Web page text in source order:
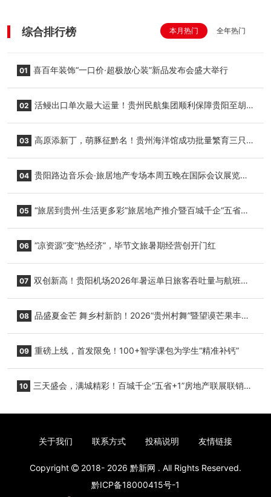
综合排行榜 本月热门 全年热门
01 喜百年装饰“一口价·超极放心装”新品发布会盛大举行
02 活鳗出口单次最大运量！贵州民航集团顺利保障贵阳至胡
03 高原添新丁，萌豚征黔名！贵州海洋馆成功批量繁育三只
04 贵阳路边音乐会·旅居地产专场本周五晚在国际会议展览中
05 “旅居到贵州·生活更多彩”旅居地产推介暨百城千企“五省
06 “凉资源”变“热经济”，毕节文旅暑期经营创开门红
07 双创新高！贵阳机场2026年暑运单日旅客吞吐量与航班起
08 品盛夏金芒 舞乡村新韵！2026“贵州村舞”暨望谟芒果丰收
09 重磅上线，首发限免！100+智学课包为学生“精准补钙”
10 三天盛会，满城精彩！百城千企“五省+1”房地产联展联销活
关于我们 联系方式 投稿说明 友情链接
Copyright 2018- 2026 黔新网 . All Rights Reserved.
黔ICP备18000415号-1